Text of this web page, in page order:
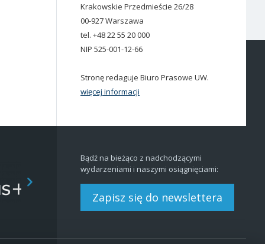
Krakowskie Przedmieście 26/28
00-927 Warszawa
tel. +48 22 55 20 000
NIP 525-001-12-66
Stronę redaguje Biuro Prasowe UW.
więcej informacji
Bądź na bieżąco z nadchodzącymi
wydarzeniami i naszymi osiągnięciami:
Zapisz się do newslettera